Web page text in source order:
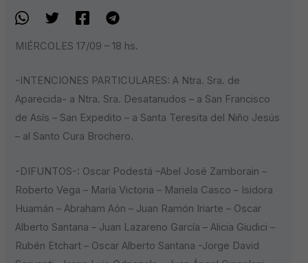
MIÉRCOLES 17/09 – 18 hs.
-INTENCIONES PARTICULARES: A Ntra. Sra. de
Aparecida- a Ntra. Sra. Desatanudos – a San Francisco
de Asís – San Expedito – a Santa Teresita del Niño Jesús
– al Santo Cura Brochero.
-DIFUNTOS-: Oscar Podestá –Abel José Zamborain –
Roberto Vega – María Victoria – Mariela Casco – Isidora
Huamán – Abraham Aón – Juan Ramón Iriarte – Oscar
Alberto Santana – Juan Lazareno García – Alicia Giudici –
Rubén Etchart – Oscar Alberto Santana -Jorge David